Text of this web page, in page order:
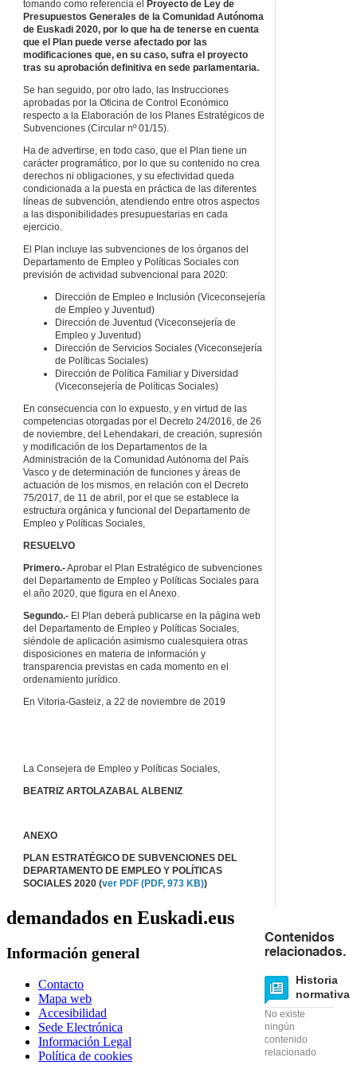
tomando como referencia el
Proyecto de Ley de
Presupuestos Generales de la Comunidad Autónoma
de Euskadi 2020, por lo que ha de tenerse en cuenta
que el Plan puede verse afectado por las
modificaciones que, en su caso, sufra el proyecto
tras su aprobación definitiva en sede parlamentaria.
Se han seguido, por otro lado, las Instrucciones
aprobadas por la Oficina de Control Económico
respecto a la Elaboración de los Planes Estratégicos de
Subvenciones (Circular nº 01/15).
Ha de advertirse, en todo caso, que el Plan tiene un
carácter programático, por lo que su contenido no crea
derechos ni obligaciones, y su efectividad queda
condicionada a la puesta en práctica de las diferentes
líneas de subvención, atendiendo entre otros aspectos
a las disponibilidades presupuestarias en cada
ejercicio.
El Plan incluye las subvenciones de los órganos del
Departamento de Empleo y Políticas Sociales con
previsión de actividad subvencional para 2020:
Dirección de Empleo e Inclusión (Viceconsejería
de Empleo y Juventud)
Dirección de Juventud (Viceconsejería de
Empleo y Juventud)
Dirección de Servicios Sociales (Viceconsejería
de Políticas Sociales)
Dirección de Política Familiar y Diversidad
(Viceconsejería de Políticas Sociales)
En consecuencia con lo expuesto, y en virtud de las
competencias otorgadas por el Decreto 24/2016, de 26
de noviembre, del Lehendakari, de creación, supresión
y modificación de los Departamentos de la
Administración de la Comunidad Autónoma del País
Vasco y de determinación de funciones y áreas de
actuación de los mismos, en relación con el Decreto
75/2017, de 11 de abril, por el que se establece la
estructura orgánica y funcional del Departamento de
Empleo y Políticas Sociales,
RESUELVO
Primero.-Aprobar el Plan Estratégico de subvenciones
del Departamento de Empleo y Políticas Sociales para
el año 2020, que figura en el Anexo.
Segundo.- El Plan deberá publicarse en la página web
del Departamento de Empleo y Políticas Sociales,
siéndole de aplicación asimismo cualesquiera otras
disposiciones en materia de información y
transparencia previstas en cada momento en el
ordenamiento jurídico.
En Vitoria-Gasteiz, a 22 de noviembre de 2019
La Consejera de Empleo y Políticas Sociales,
BEATRIZ ARTOLAZABAL ALBENIZ
ANEXO
PLAN ESTRATÉGICO DE SUBVENCIONES DEL
DEPARTAMENTO DE EMPLEO Y POLÍTICAS
SOCIALES 2020 (ver PDF (PDF, 973 KB))
Contenidos
relacionados.
Historia
normativa
No existe
ningún
contenido
relacionado
demandados en Euskadi.eus
Información general
Contacto
Mapa web
Accesibilidad
Sede Electrónica
Información Legal
Política de cookies